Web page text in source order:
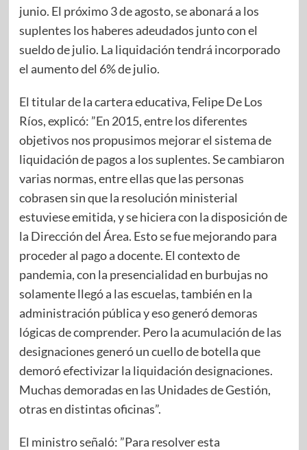
junio. El próximo 3 de agosto, se abonará a los
suplentes los haberes adeudados junto con el
sueldo de julio. La liquidación tendrá incorporado
el aumento del 6% de julio.
El titular de la cartera educativa, Felipe De Los
Ríos, explicó: ”En 2015, entre los diferentes
objetivos nos propusimos mejorar el sistema de
liquidación de pagos a los suplentes. Se cambiaron
varias normas, entre ellas que las personas
cobrasen sin que la resolución ministerial
estuviese emitida, y se hiciera con la disposición de
la Dirección del Área. Esto se fue mejorando para
proceder al pago a docente. El contexto de
pandemia, con la presencialidad en burbujas no
solamente llegó a las escuelas, también en la
administración pública y eso generó demoras
lógicas de comprender. Pero la acumulación de las
designaciones generó un cuello de botella que
demoró efectivizar la liquidación designaciones.
Muchas demoradas en las Unidades de Gestión,
otras en distintas oficinas”.
El ministro señaló: ”Para resolver esta